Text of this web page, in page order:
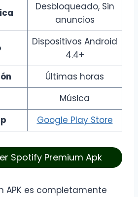
Desbloqueado, Sin
anuncios
Dispositivos Android
4.4+
Últimas horas
Música
Google Play Store
Spotify Premium Apk
APK es completamente